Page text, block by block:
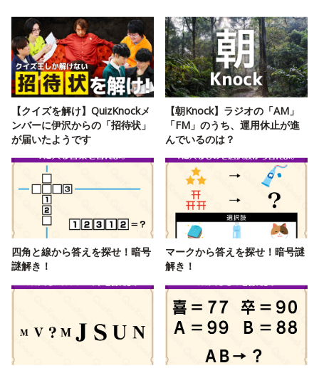
【クイズを解け】QuizKnockメ
ンバーに伊沢からの「招待状」
が届いたようです
【朝Knock】ラジオの「AM」
「FM」のうち、運用休止が進
んでいるのは？
四角と線から答えを探せ！暗号
謎解き！
マークから答えを探せ！暗号謎
解き！